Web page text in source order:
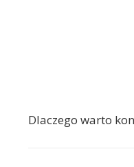
Dlaczego warto